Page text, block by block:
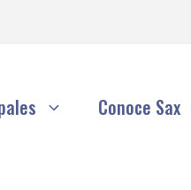
Conoce Sax